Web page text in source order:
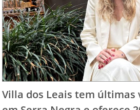
Villa dos Leais tem últimas